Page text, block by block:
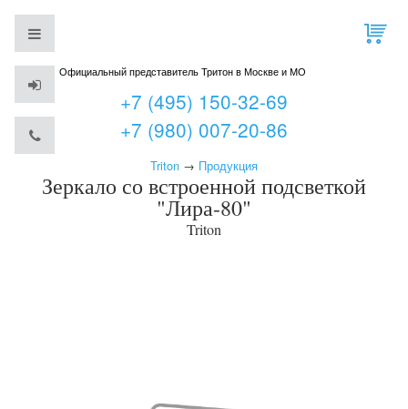
Официальный представитель Тритон в Москве и МО
+7 (495) 150-32-69
+7 (980) 007-20-86
Triton → Продукция
Зеркало со встроенной подсветкой
"Лира-80"
Triton